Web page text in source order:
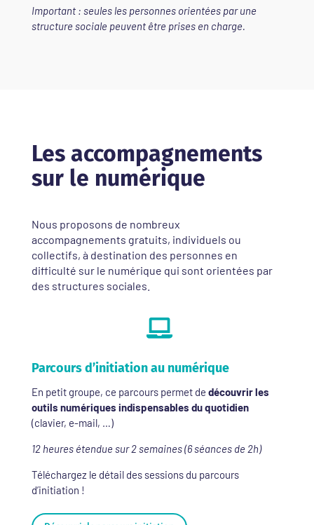
Important : seules les personnes orientées par une
structure sociale peuvent être prises en charge.
Les accompagnements
sur le numérique
Nous proposons de nombreux
accompagnements gratuits, individuels ou
collectifs, à destination des personnes en
difficulté sur le numérique qui sont orientées par
des structures sociales.

Parcours d’initiation au numérique
En petit groupe, ce parcours permet de découvrir les
outils numériques indispensables du quotidien
(clavier, e-mail, …)
12 heures étendue sur 2 semaines (6 séances de 2h)
Téléchargez le détail des sessions du parcours
d’initiation !